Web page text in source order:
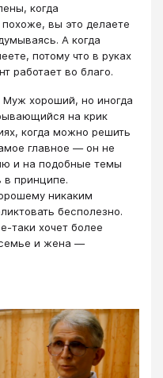
когда
вы это делаете
А когда
потому что в руках
работает во благо.
Муж хороший, но иногда
на крик
когда можно решить
главное — он не
и на подобные темы
в принципе.
никаким
бесполезно.
таки хочет более
и жена —